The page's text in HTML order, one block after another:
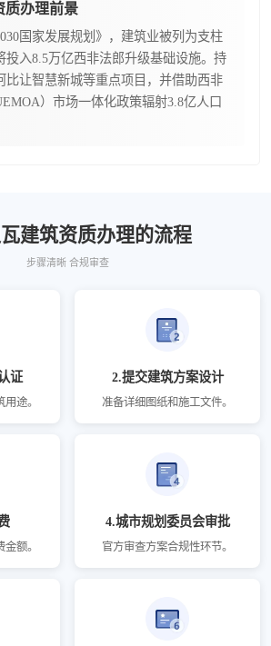
质办理前景
国家发展规划》，建筑业被列为支柱
投入8.5万亿西非法郎升级基础设施。持
比让智慧新城等重点项目，并借助西非
）市场一体化政策辐射3.8亿人口
建筑资质办理的流程
步骤清晰 合规审查
证
途。
2.提交建筑方案设计
准备详细图纸和施工文件。
额。
4.城市规划委员会审批
官方审查方案合规性环节。